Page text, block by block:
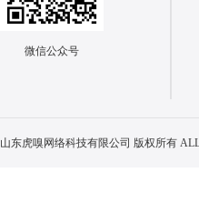
微信公众号
山东虎嗅网络科技有限公司 版权所有